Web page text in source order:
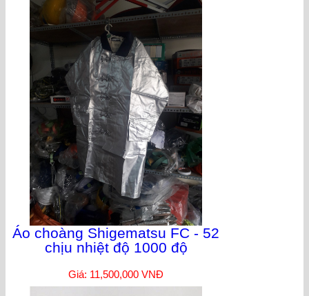
Áo choàng Shigematsu FC - 52
chịu nhiệt độ 1000 độ
Giá: 11,500,000 VNĐ